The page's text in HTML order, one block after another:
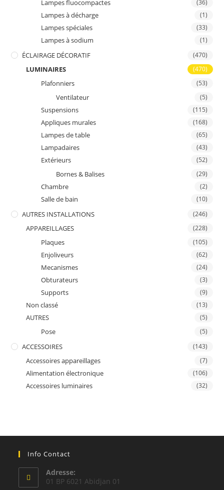
Lampes fluocompactes (36)
Lampes à décharge (1)
Lampes spéciales (33)
Lampes à sodium (1)
ÉCLAIRAGE DÉCORATIF (470)
LUMINAIRES (470)
Plafonniers (53)
Ventilateur (5)
Suspensions (115)
Appliques murales (168)
Lampes de table (65)
Lampadaires (43)
Extérieurs (52)
Bornes & Balises (29)
Chambre (2)
Salle de bain (10)
AUTRES INSTALLATIONS (246)
APPAREILLAGES (228)
Plaques (105)
Enjoliveurs (62)
Mecanismes (24)
Obturateurs (3)
Supports (9)
Non classé (13)
AUTRES (5)
Pose (5)
ACCESSOIRES (143)
Accessoires appareillages (7)
Alimentation électronique (106)
Accessoires luminaires (32)
Info Contact
Adresse:
01 BP 6021 Abidjan 01